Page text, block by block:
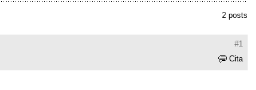
2 posts
#1
Cita